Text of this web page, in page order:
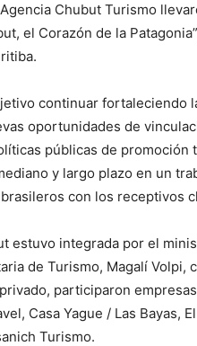
Chubut Turismo
el Corazón de la
continuar fortaleciendo
oportunidades de
públicas de
y largo plazo en un
con los receptivos
estuvo integrada por el
de Turismo, Magalí
participaron
Casa Yague / Las Bayas,
Turismo.